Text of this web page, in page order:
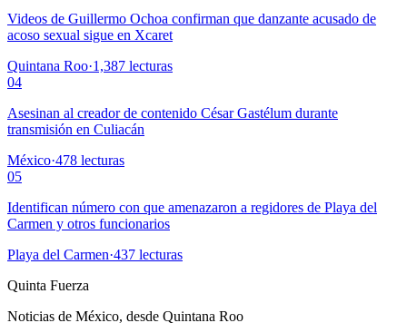
Videos de Guillermo Ochoa confirman que danzante acusado de
acoso sexual sigue en Xcaret
Quintana Roo·1,387 lecturas
04
Asesinan al creador de contenido César Gastélum durante
transmisión en Culiacán
México·478 lecturas
05
Identifican número con que amenazaron a regidores de Playa del
Carmen y otros funcionarios
Playa del Carmen·437 lecturas
Quinta Fuerza
Noticias de México, desde Quintana Roo